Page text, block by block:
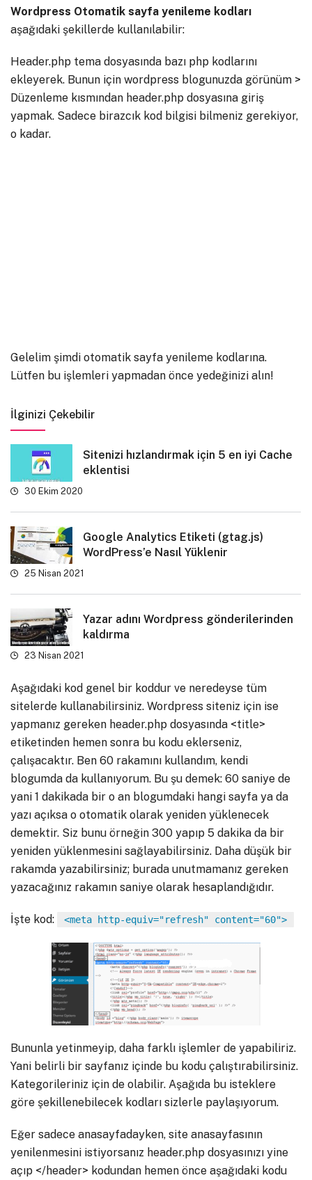
Wordpress Otomatik sayfa yenileme kodları
aşağıdaki şekillerde kullanılabilir:
Header.php tema dosyasında bazı php kodlarını
ekleyerek. Bunun için wordpress blogunuzda görünüm >
Düzenleme kısmından header.php dosyasına giriş
yapmak. Sadece birazcık kod bilgisi bilmeniz gerekiyor,
o kadar.
Gelelim şimdi otomatik sayfa yenileme kodlarına.
Lütfen bu işlemleri yapmadan önce yedeğinizi alın!
İlginizi Çekebilir
Sitenizi hızlandırmak için 5 en iyi Cache
eklentisi
30 Ekim 2020
Google Analytics Etiketi (gtag.js)
WordPress’e Nasıl Yüklenir
25 Nisan 2021
Yazar adını Wordpress gönderilerinden
kaldırma
23 Nisan 2021
Aşağıdaki kod genel bir koddur ve neredeyse tüm
sitelerde kullanabilirsiniz. Wordpress siteniz için ise
yapmanız gereken header.php dosyasında <title>
etiketinden hemen sonra bu kodu eklerseniz,
çalışacaktır. Ben 60 rakamını kullandım, kendi
blogumda da kullanıyorum. Bu şu demek: 60 saniye de
yani 1 dakikada bir o an blogumdaki hangi sayfa ya da
yazı açıksa o otomatik olarak yeniden yüklenecek
demektir. Siz bunu örneğin 300 yapıp 5 dakika da bir
yeniden yüklenmesini sağlayabilirsiniz. Daha düşük bir
rakamda yazabilirsiniz; burada unutmamanız gereken
yazacağınız rakamın saniye olarak hesaplandığıdır.
İşte kod: <meta http-equiv="refresh" content="60">
Bununla yetinmeyip, daha farklı işlemler de yapabiliriz.
Yani belirli bir sayfanız içinde bu kodu çalıştırabilirsiniz.
Kategorileriniz için de olabilir. Aşağıda bu isteklere
göre şekillenebilecek kodları sizlerle paylaşıyorum.
Eğer sadece anasayfadayken, site anasayfasının
yenilenmesini istiyorsanız header.php dosyasınızı yine
açıp </header> kodundan hemen önce aşağıdaki kodu